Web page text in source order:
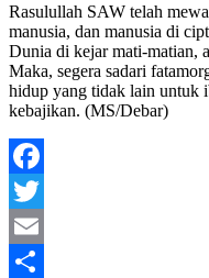
Rasulullah SAW telah
manusia, dan manusia di
Dunia di kejar mati-matian,
Maka, segera sadari
hidup yang tidak lain untuk
kebajikan. (MS/Debar)
Facebook
Twitter
Email